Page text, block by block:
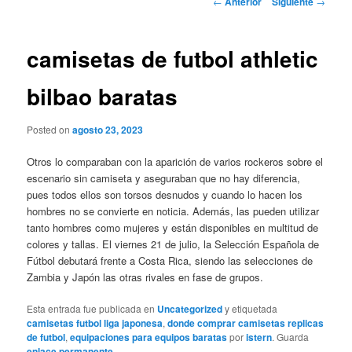
camisetas de futbol athletic
bilbao baratas
Posted onagosto 23, 2023
Otros lo comparaban con la aparición de varios rockeros sobre el
escenario sin camiseta y aseguraban que no hay diferencia,
pues todos ellos son torsos desnudos y cuando lo hacen los
hombres no se convierte en noticia. Además, las pueden utilizar
tanto hombres como mujeres y están disponibles en multitud de
colores y tallas. El viernes 21 de julio, la Selección Española de
Fútbol debutará frente a Costa Rica, siendo las selecciones de
Zambia y Japón las otras rivales en fase de grupos.
Esta entrada fue publicada en Uncategorizedy etiquetada
camisetas futbol liga japonesa,donde comprar camisetas replicas
de futbol,equipaciones para equipos baratasporistern. Guarda